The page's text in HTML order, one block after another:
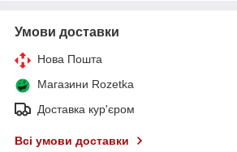
Умови доставки
Нова Пошта
Магазини Rozetka
Доставка кур'єром
Всі умови доставки